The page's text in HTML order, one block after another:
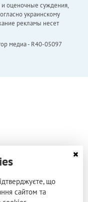
и оценочные суждения,
украинскому
рекламы несет
медиа - R40-05097
що
сайтом та